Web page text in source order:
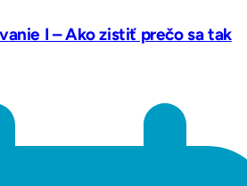
I – Ako zistiť prečo sa tak